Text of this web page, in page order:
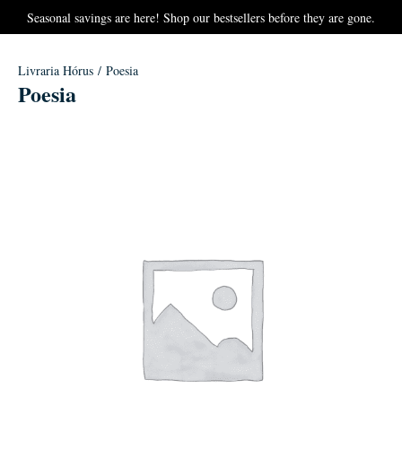
Seasonal savings are here! Shop our bestsellers before they are gone.
Livraria Hórus / Poesia
Poesia